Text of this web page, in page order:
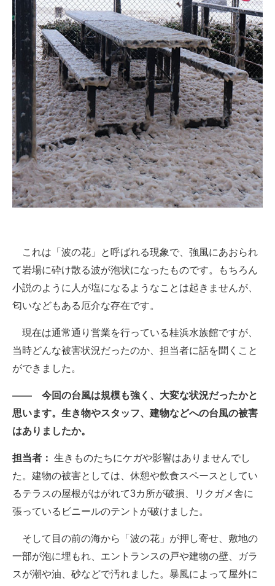
これは「波の花」と呼ばれる現象で、強風にあおられ
て岩場に砕け散る波が泡状になったものです。もちろん
小説のように人が塩になるようなことは起きませんが、
匂いなどもある厄介な存在です。
現在は通常通り営業を行っている桂浜水族館ですが、
当時どんな被害状況だったのか、担当者に話を聞くこと
ができました。
―― 今回の台風は規模も強く、大変な状況だったかと
思います。生き物やスタッフ、建物などへの台風の被害
はありましたか。
担当者： 生きものたちにケガや影響はありませんでし
た。建物の被害としては、休憩や飲食スペースとしてい
るテラスの屋根がはがれて3カ所が破損、リクガメ舎に
張っているビニールのテントが破けました。
そして目の前の海から「波の花」が押し寄せ、敷地の
一部が泡に埋もれ、エントランスの戸や建物の壁、ガラ
スが潮や油、砂などで汚れました。暴風によって屋外に